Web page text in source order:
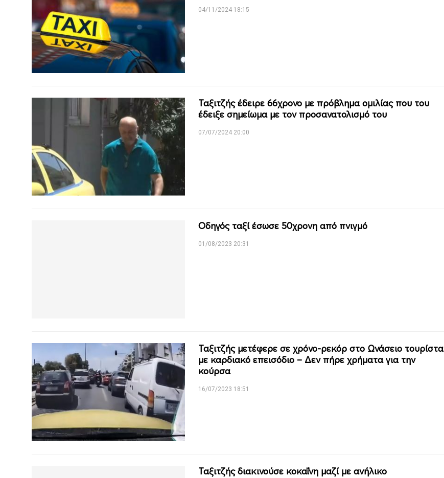
04/11/2024 18:15
Ταξιτζής έδειρε 66χρονο με πρόβλημα ομιλίας που του
έδειξε σημείωμα με τον προσανατολισμό του
07/07/2024 20:00
Οδηγός ταξί έσωσε 50χρονη από πνιγμό
01/08/2023 20:31
Ταξιτζής μετέφερε σε χρόνο-ρεκόρ στο Ωνάσειο τουρίστα
με καρδιακό επεισόδιο – Δεν πήρε χρήματα για την
κούρσα
16/07/2023 18:51
Ταξιτζής διακινούσε κοκαΐνη μαζί με ανήλικο